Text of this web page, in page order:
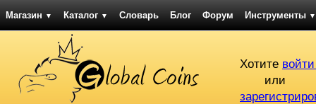
Магазин ▼ Каталог ▼ Словарь Блог Форум Инструменты ▼
Хотите
или